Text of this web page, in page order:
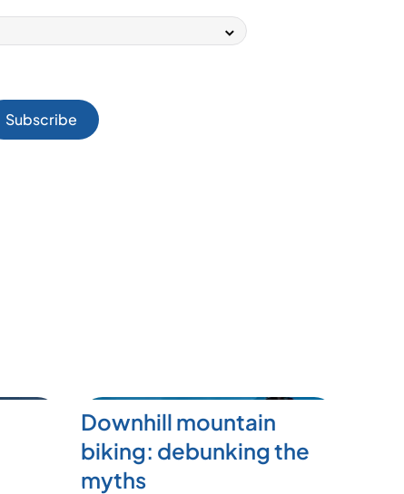
Downhill mountain
biking: debunking the
myths